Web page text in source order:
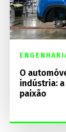
O
indústria:
paixão